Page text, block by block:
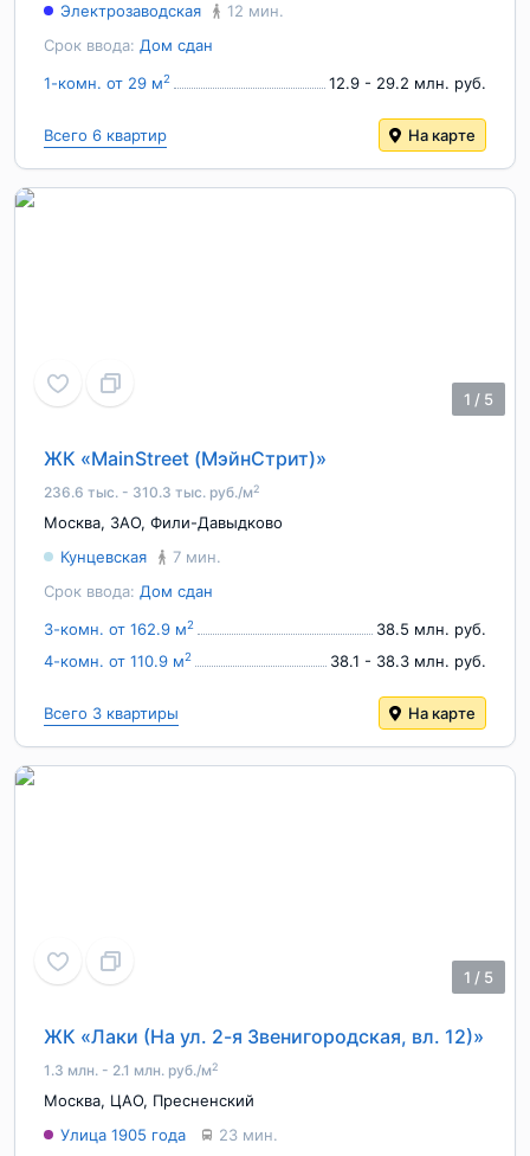
Срок ввода: Дом сдан
Электрозаводская 12 мин.
1-комн. от 29 м2 12.9 - 29.2 млн. руб.
Всего 6 квартир На карте
1 / 5
ЖК «MainStreet (МэйнСтрит)»
236.6 тыс. - 310.3 тыс. руб./м2
Москва, ЗАО, Фили-Давыдково
Срок ввода: Дом сдан
Кунцевская 7 мин.
3-комн. от 162.9 м2
38.5 млн. руб.
4-комн. от 110.9 м2 38.1 - 38.3 млн. руб.
Всего 3 квартиры На карте
1 / 5
ЖК «Лаки (На ул. 2-я Звенигородская, вл. 12)»
1.3 млн. - 2.1 млн. руб./м2
Москва, ЦАО, Пресненский
Улица 1905 года 23 мин.